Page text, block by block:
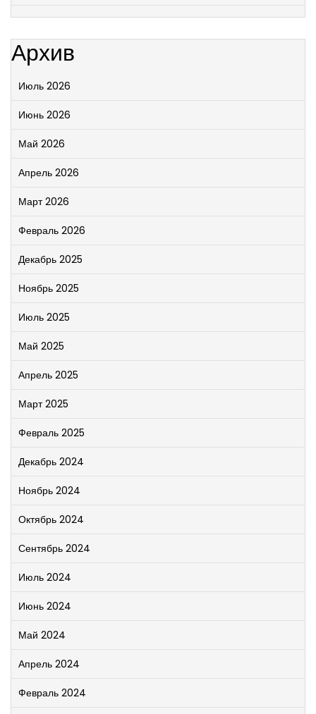
Архив
Июль 2026
Июнь 2026
Май 2026
Апрель 2026
Март 2026
Февраль 2026
Декабрь 2025
Ноябрь 2025
Июль 2025
Май 2025
Апрель 2025
Март 2025
Февраль 2025
Декабрь 2024
Ноябрь 2024
Октябрь 2024
Сентябрь 2024
Июль 2024
Июнь 2024
Май 2024
Апрель 2024
Февраль 2024